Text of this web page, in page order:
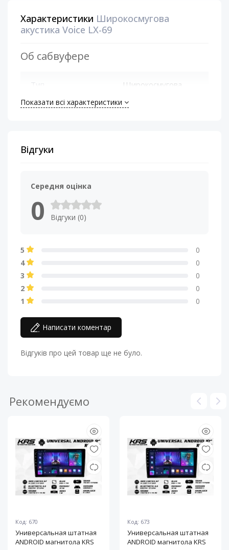
Характеристики Широкосмугова
акустика Voice LX-69
Об сабвуфере
Тип Широкосмугова
Показати всі характеристики
Відгуки
Середня оцінка
0 Відгуки (0)
5
0
4
0
3
0
2
0
1
0
Написати коментар
Відгуків про цей товар ще не було.
Рекомендуємо
Код: 670
Универсальная штатная
ANDROID магнитола KRS
Код: 673
Универсальная штатная
ANDROID магнитола KRS